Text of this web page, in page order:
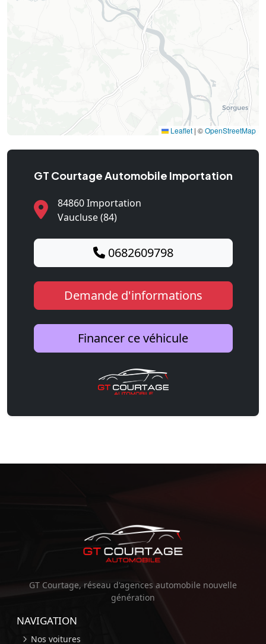
Leaflet | ©OpenStreetMap
GT Courtage Automobile Importation
84860 Importation
Vaucluse (84)
0682609798
Demande d'informations
Financer ce véhicule
GT Courtage, réseau d'agences automobile nouvelle
génération
NAVIGATION
Nos voitures